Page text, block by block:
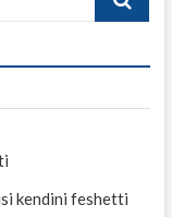
kendini feshetti